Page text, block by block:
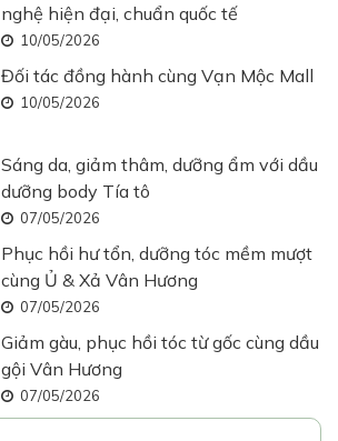
nghệ hiện đại, chuẩn quốc tế
10/05/2026
Đối tác đồng hành cùng Vạn Mộc Mall
10/05/2026
Sáng da, giảm thâm, dưỡng ẩm với dầu
dưỡng body Tía tô
07/05/2026
Phục hồi hư tổn, dưỡng tóc mềm mượt
cùng Ủ & Xả Vân Hương
07/05/2026
Giảm gàu, phục hồi tóc từ gốc cùng dầu
gội Vân Hương
07/05/2026